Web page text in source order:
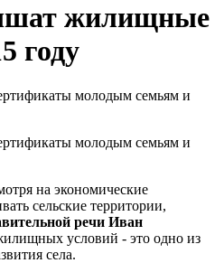
жилищные
году
молодым семьям и
молодым семьям и
на экономические
сельские территории,
речи Иван
условий - это одно из
села.